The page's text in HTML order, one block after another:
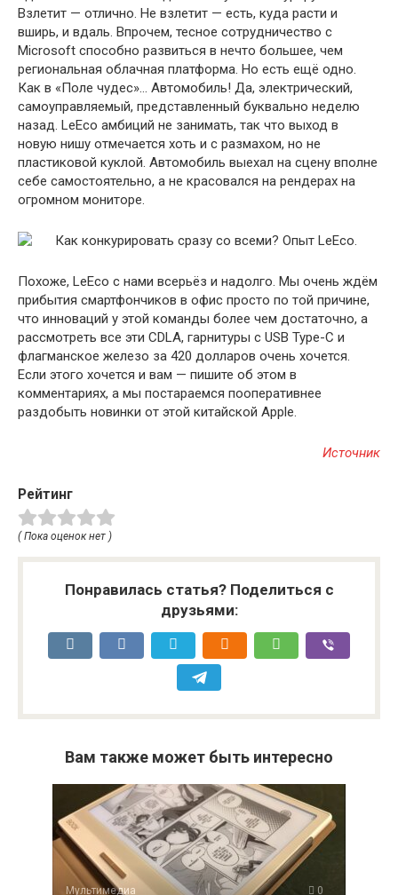
Взлетит — отлично. Не взлетит — есть, куда расти и
вширь, и вдаль. Впрочем, тесное сотрудничество с
Microsoft способно развиться в нечто большее, чем
региональная облачная платформа. Но есть ещё одно.
Как в «Поле чудес»… Автомобиль! Да, электрический,
самоуправляемый, представленный буквально неделю
назад. LeEco амбиций не занимать, так что выход в
новую нишу отмечается хоть и с размахом, но не
пластиковой куклой. Автомобиль выехал на сцену вполне
себе самостоятельно, а не красовался на рендерах на
огромном мониторе.
Похоже, LeEco с нами всерьёз и надолго. Мы очень ждём
прибытия смартфончиков в офис просто по той причине,
что инноваций у этой команды более чем достаточно, а
рассмотреть все эти CDLA, гарнитуры с USB Type-C и
флагманское железо за 420 долларов очень хочется.
Если этого хочется и вам — пишите об этом в
комментариях, а мы постараемся пооперативнее
раздобыть новинки от этой китайской Apple.
Источник
Рейтинг
( Пока оценок нет )
Понравилась статья? Поделиться с
друзьями:
Вам также может быть интересно
Мультимедиа 0